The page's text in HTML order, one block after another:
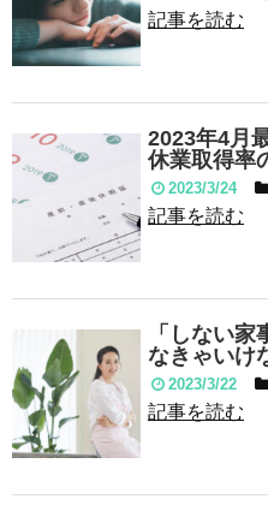
記事を読む
2023年4月
休業取得率
2023/3/24
記事を読む
「しない
なきゃいけ
2023/3/22
記事を読む